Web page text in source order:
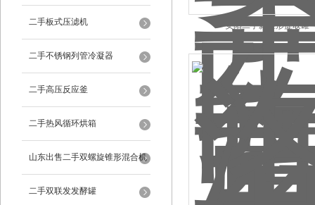
二手板式压滤机
二手不锈钢列管冷凝器
二手高压反应釜
二手热风循环烘箱
山东出售二手双螺旋锥形混合机
二手双联发发酵罐
安阳二手斜锥形提取罐